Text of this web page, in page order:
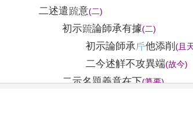
二述遣䟽意(二)
初示䟽論師承有據(二)
初示論師承𭤟他添削 ( 且
二今述觧不攻異端(故今)
二示名題義意在下(纂要)